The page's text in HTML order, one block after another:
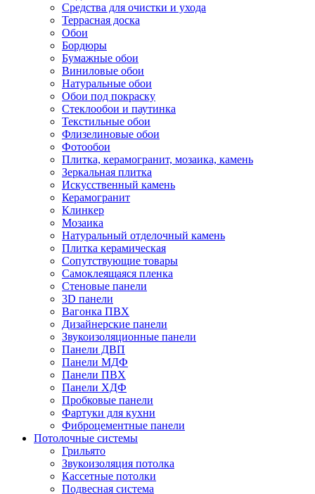
Средства для очистки и ухода
Террасная доска
Обои
Бордюры
Бумажные обои
Виниловые обои
Натуральные обои
Обои под покраску
Стеклообои и паутинка
Текстильные обои
Флизелиновые обои
Фотообои
Плитка, керамогранит, мозаика, камень
Зеркальная плитка
Искусственный камень
Керамогранит
Клинкер
Мозаика
Натуральный отделочный камень
Плитка керамическая
Сопутствующие товары
Самоклеящаяся пленка
Стеновые панели
3D панели
Вагонка ПВХ
Дизайнерские панели
Звукоизоляционные панели
Панели ДВП
Панели МДФ
Панели ПВХ
Панели ХДФ
Пробковые панели
Фартуки для кухни
Фиброцементные панели
Потолочные системы
Грильято
Звукоизоляция потолка
Кассетные потолки
Подвесная система